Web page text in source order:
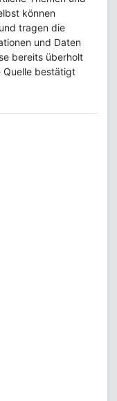
können
tragen die
und Daten
bereits überholt
Quelle bestätigt